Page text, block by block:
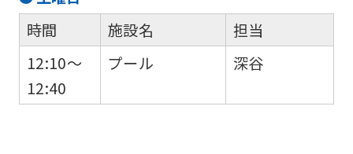
時間
12:10～
12:40
施設名
プール
担当
深谷